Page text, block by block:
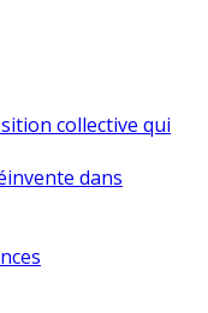
collective qui
dans